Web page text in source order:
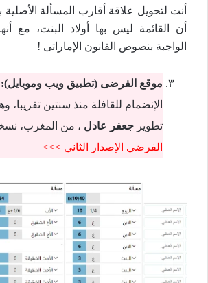
أنت لتحويل علاقة أقارب المسألة الأصلية
أن القائمة ليس بها أولاد البنت، مع
الواجبة بنصوص القانون الإماراتى !
موقع الفرضى (تطبيق ويب وموبايل):
تطوير جعفر عادل ، من المغرب،
الفرضي الإصدار الثاني >>>